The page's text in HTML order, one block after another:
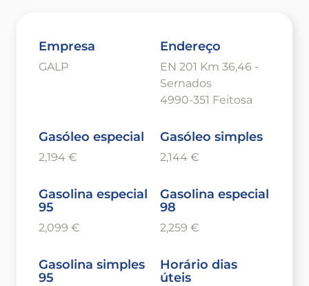
Empresa
GALP
Endereço
EN 201 Km 36,46 -
Sernados
4990-351 Feitosa
Gasóleo especial
2,194 €
Gasóleo simples
2,144 €
Gasolina especial
95
2,099 €
Gasolina especial
98
2,259 €
Gasolina simples
95
Horário dias
úteis